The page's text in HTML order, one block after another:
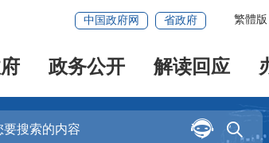
繁體版
中国政府网 省政府
政务公开 解读回应

